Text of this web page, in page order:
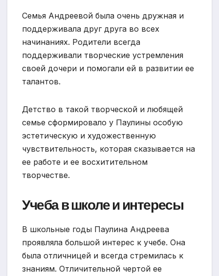
Семья Андреевой была очень дружная и
поддерживала друг друга во всех
начинаниях. Родители всегда
поддерживали творческие устремления
своей дочери и помогали ей в развитии ее
талантов.
Детство в такой творческой и любящей
семье сформировало у Паулины особую
эстетическую и художественную
чувствительность, которая сказывается на
ее работе и ее восхитительном
творчестве.
Учеба в школе и интересы
В школьные годы Паулина Андреева
проявляла большой интерес к учебе. Она
была отличницей и всегда стремилась к
знаниям. Отличительной чертой ее